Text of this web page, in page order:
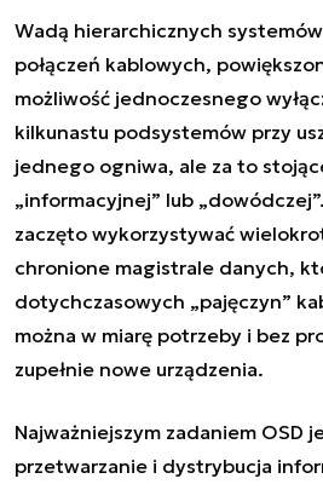
Wadą hierarchicznych systemów
połączeń kablowych,
możliwość jednoczesnego
kilkunastu podsystemów przy
jednego ogniwa, ale za to
„informacyjnej” lub
zaczęto wykorzystywać
chronione magistrale danych,
dotychczasowych „pajęczyn”
można w miarę potrzeby i bez
zupełnie nowe urządzenia.
Najważniejszym zadaniem OSD
przetwarzanie i dystrybucja